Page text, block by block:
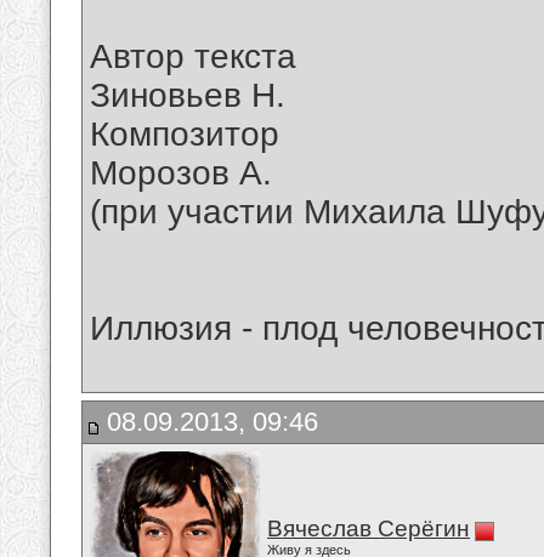
Автор текста
Зиновьев Н.
Композитор
Морозов А.
(при участии Михаила
Иллюзия - плод
08.09.2013, 09:46
Вячеслав Серёгин
Живу я здесь